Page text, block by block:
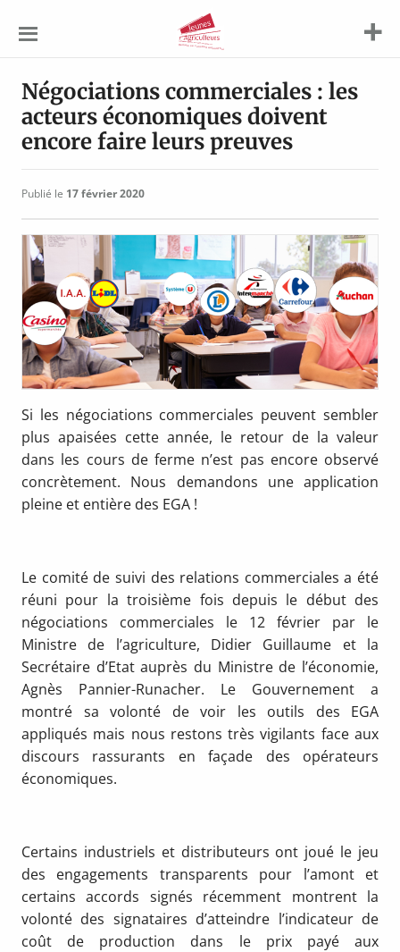
Agriculteurs
Négociations commerciales : les
acteurs économiques doivent
encore faire leurs preuves
Publié le 17 février 2020
Si les négociations commerciales peuvent sembler
plus apaisées cette année, le retour de la valeur
dans les cours de ferme n’est pas encore observé
concrètement. Nous demandons une application
pleine et entière des EGA !
Le comité de suivi des relations commerciales a été
réuni pour la troisième fois depuis le début des
négociations commerciales le 12 février par le
Ministre de l’agriculture, Didier Guillaume et la
Secrétaire d’Etat auprès du Ministre de l’économie,
Agnès Pannier-Runacher. Le Gouvernement a
montré sa volonté de voir les outils des EGA
appliqués mais nous restons très vigilants face aux
discours rassurants en façade des opérateurs
économiques.
Certains industriels et distributeurs ont joué le jeu
des engagements transparents pour l’amont et
certains accords signés récemment montrent la
volonté des signataires d’atteindre l’indicateur de
coût de production dans le prix payé aux